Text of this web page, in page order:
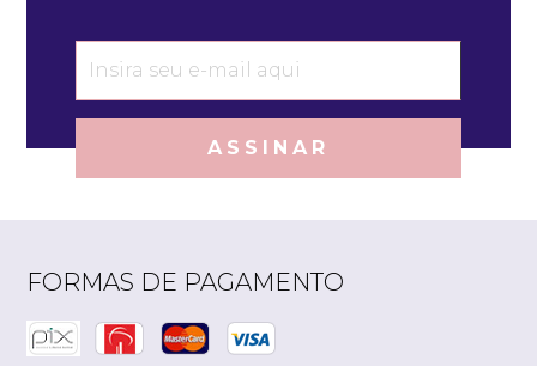
ASSINAR
FORMAS DE PAGAMENTO